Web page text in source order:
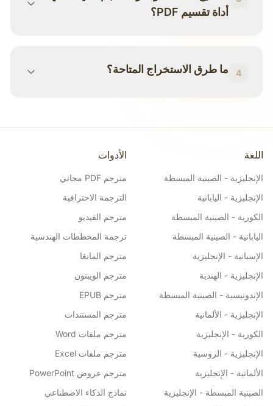
أداة تقسيم PDF؟
4 ما طرق الاستخراج المتاحة؟
اللغة
الإنجليزية - الصينية المبسطة
الإنجليزية - اليابانية
الكورية - الصينية المبسطة
اليابانية - الصينية المبسطة
الإسبانية - الإنجليزية
الإنجليزية - الهندية
الإندونيسية - الصينية المبسطة
الإنجليزية - الألمانية
الكورية - الإنجليزية
الإنجليزية - الروسية
الألمانية - الإنجليزية
الصينية المبسطة - الإنجليزية
الأدوات
مترجم PDF مجاني
الترجمة الاحترافية
مترجم الفيديو
ترجمة المخططات الهندسية
مترجم المانغا
مترجم الويبتون
مترجم EPUB
مترجم المستندات
مترجم ملفات Word
مترجم ملفات Excel
مترجم عروض PowerPoint
نماذج الذكاء الاصطناعي